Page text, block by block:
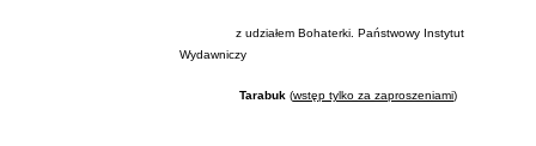
z udziałem Bohaterki. Państwowy Instytut
Wydawniczy
Tarabuk (wstęp tylko za zaproszeniami)